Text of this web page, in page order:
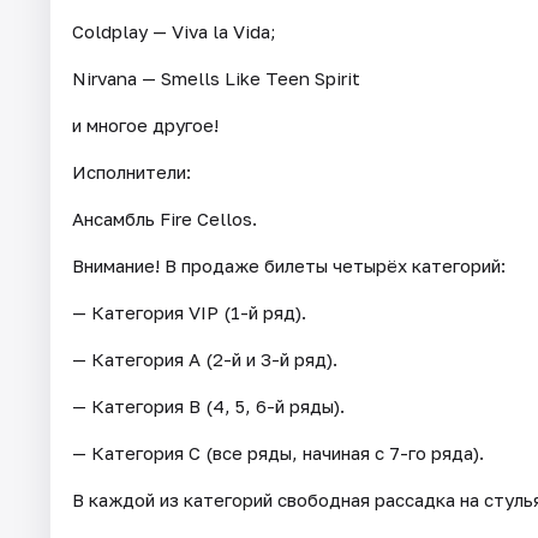
Coldplay — Viva la Vida;
Nirvana — Smells Like Teen Spirit
и многое другое!
Исполнители:
Ансамбль Fire Cellos.
Внимание! В продаже билеты четырёх категорий:
— Категория VIP (1-й ряд).
— Категория А (2-й и 3-й ряд).
— Категория В (4, 5, 6-й ряды).
— Категория C (все ряды, начиная с 7-го ряда).
В каждой из категорий свободная рассадка на